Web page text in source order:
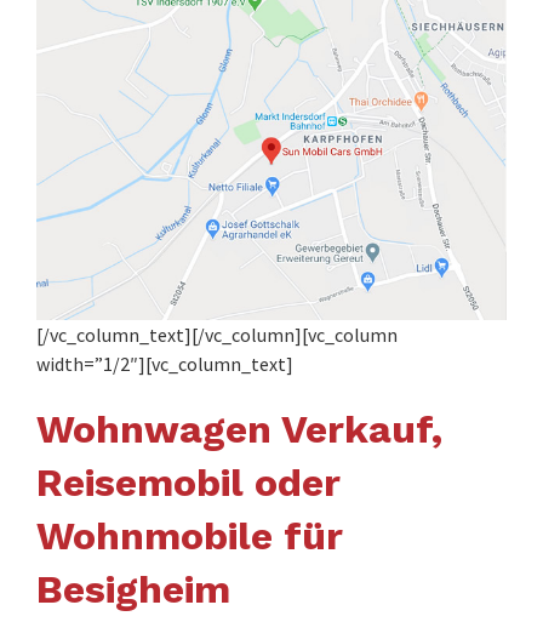
[/vc_column_text][/vc_column][vc_column
width=”1/2″][vc_column_text]
Wohnwagen Verkauf,
Reisemobil oder
Wohnmobile für
Besigheim